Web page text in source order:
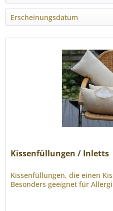
Kissenfüllungen / Inletts
Kissenfüllungen, die einen
Besonders geeignet für